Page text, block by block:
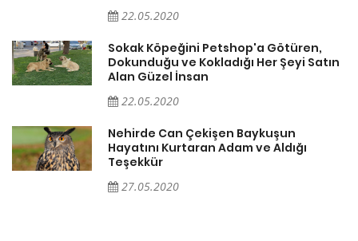
22.05.2020
Sokak Köpeğini Petshop'a Götüren,
Dokunduğu ve Kokladığı Her Şeyi Satın
Alan Güzel İnsan
22.05.2020
Nehirde Can Çekişen Baykuşun
Hayatını Kurtaran Adam ve Aldığı
Teşekkür
27.05.2020